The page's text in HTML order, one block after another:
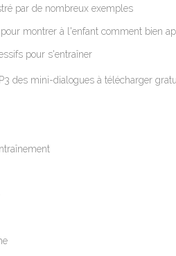
par de nombreux exemples
montrer à l'enfant comment bien
pour s'entraîner
des mini-dialogues à télécharger